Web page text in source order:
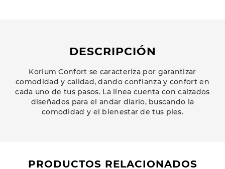
DESCRIPCIÓN
Korium Confort se caracteriza por garantizar
comodidad y calidad, dando confianza y confort en
cada uno de tus pasos. La línea cuenta con calzados
diseñados para el andar diario, buscando la
comodidad y el bienestar de tus pies.
PRODUCTOS RELACIONADOS